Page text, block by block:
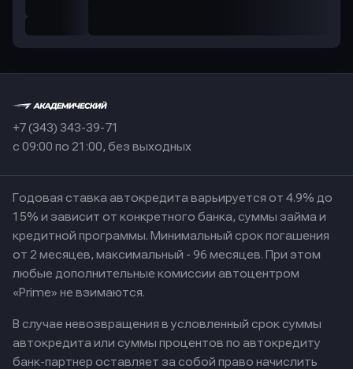
+7 (343) 343-39-71
с 09:00 по 21:00, без выходных
Годовая ставка автокредита варьируется от 4.9% до
15% и зависит от конкретного банка, суммы займа и
кредитной программы. Минимальный срок погашения
от 2 месяцев, максимальный - 96 месяцев. При этом
любые дополнительные комиссии автоцентром
«Prime» не взимаются.
В случае невозвращения в условленный срок суммы
автокредита или суммы процентов по автокредиту
банк-партнер оставляет за собой право начислить